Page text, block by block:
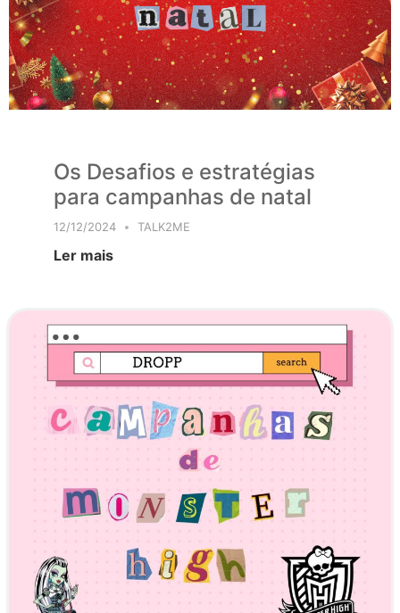
Os Desafios e estratégias
para campanhas de natal
12/12/2024 TALK2ME
Ler mais